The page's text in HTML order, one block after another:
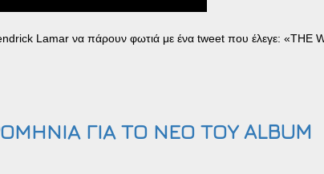
Lamar να πάρουν φωτιά με ένα tweet που έλεγε: «THE
ΓΙΑ ΤΟ ΝΕΟ ΤΟΥ ALBUM